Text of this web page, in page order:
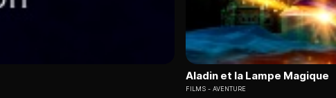
Aladin et la Lampe Magique
FILMS AVENTURE